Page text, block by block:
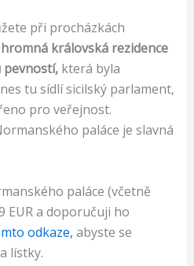
při procházkách
hromná královská rezidence
pevností, která byla
tu sídlí sicilský parlament,
pro veřejnost.
paláce je slavná
paláce (včetně
EUR a doporučuji ho
odkaze, abyste se
lístky.